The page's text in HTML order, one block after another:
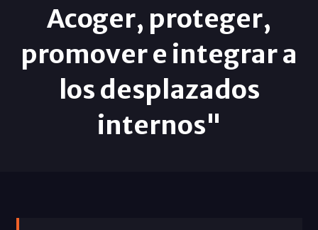
Acoger, proteger,
promover e integrar a
los desplazados
internos"